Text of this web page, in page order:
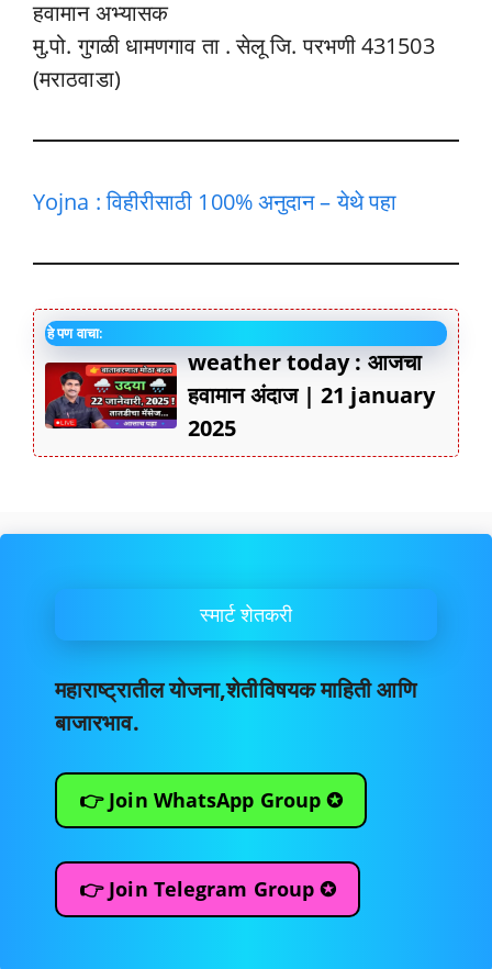
हवामान अभ्यासक
मु.पो. गुगळी धामणगाव ता . सेलू जि. परभणी 431503
(मराठवाडा)
Yojna : विहीरीसाठी 100% अनुदान – येथे पहा
हे पण वाचा:
weather today : आजचा
हवामान अंदाज | 21 january
2025
स्मार्ट शेतकरी
महाराष्ट्रातील योजना,शेतीविषयक माहिती आणि
बाजारभाव.
👉 Join WhatsApp Group ✪
👉 Join Telegram Group ✪